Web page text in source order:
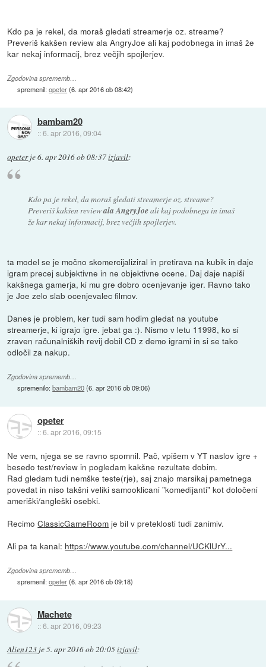
Kdo pa je rekel, da moraš gledati streamerje oz. streame?
Preveriš kakšen review ala AngryJoe ali kaj podobnega in imaš že
kar nekaj informacij, brez večjih spojlerjev.
Zgodovina sprememb…
spremenil:opeter(6. apr 2016 ob 08:42)
bambam20
::6. apr 2016, 09:04
opeterje6. apr 2016 ob 08:37izjavil:
Kdo pa je rekel, da moraš gledati streamerje oz. streame?
Preveriš kakšen reviewala AngryJoeali kaj podobnega in imaš
že kar nekaj informacij, brez večjih spojlerjev.
ta model se je močno skomercijaliziral in pretirava na kubik in daje
igram precej subjektivne in ne objektivne ocene. Daj daje napiši
kakšnega gamerja, ki mu gre dobro ocenjevanje iger. Ravno tako
je Joe zelo slab ocenjevalec filmov.
Danes je problem, ker tudi sam hodim gledat na youtube
streamerje, ki igrajo igre. jebat ga :). Nismo v letu 11998, ko si
zraven računalniških revij dobil CD z demo igrami in si se tako
odločil za nakup.
Zgodovina sprememb…
spremenilo:bambam20(6. apr 2016 ob 09:06)
opeter
::6. apr 2016, 09:15
Ne vem, njega se se ravno spomnil. Pač, vpišem v YT naslov igre +
besedo test/review in pogledam kakšne rezultate dobim.
Rad gledam tudi nemške teste(rje), saj znajo marsikaj pametnega
povedat in niso takšni veliki samooklicani "komedijanti" kot določeni
ameriški/angleški osebki.
RecimoClassicGameRoom je bil v preteklosti tudi zanimiv.
Ali pa ta kanal: https://www.youtube.com/channel/UCKlUrY...
Zgodovina sprememb…
spremenil:opeter(6. apr 2016 ob 09:18)
Machete
::6. apr 2016, 09:23
Alien123 je5. apr 2016 ob 20:05izjavil: